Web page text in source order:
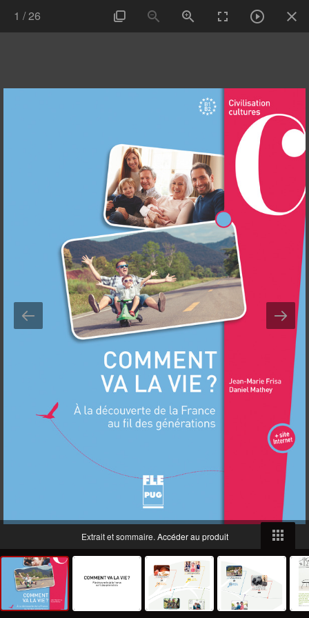
1 /26
Extrait et sommaire. Accéder au produit